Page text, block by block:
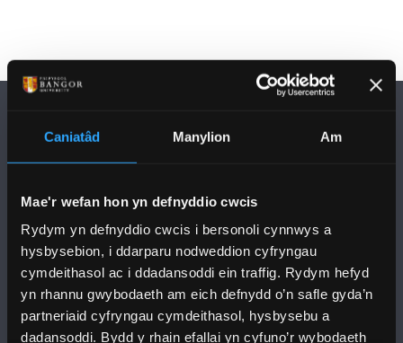
Caniatâd Manylion Am
Mae'r wefan hon yn defnyddio cwcis
Rydym yn defnyddio cwcis i bersonoli cynnwys a
hysbysebion, i ddarparu nodweddion cyfryngau
cymdeithasol ac i ddadansoddi ein traffig. Rydym hefyd
yn rhannu gwybodaeth am eich defnydd o’n safle gyda’n
partneriaid cyfryngau cymdeithasol, hysbysebu a
dadansoddi. Bydd y rhain efallai yn cyfuno’r wybodaeth
DILYNWCH NI